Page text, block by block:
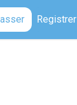
Registrer